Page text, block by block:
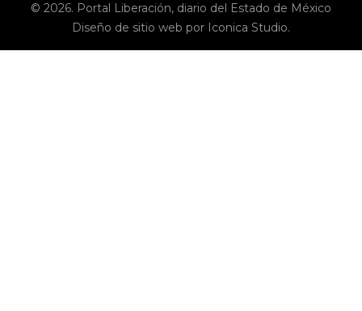
© 2026. Portal Liberación, diario del Estado de México
Diseño de sitio web por Iconica Studio.